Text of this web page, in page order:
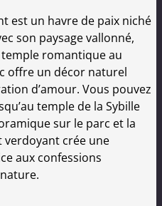
est un havre de paix niché
son paysage vallonné,
temple romantique au
offre un décor naturel
d’amour. Vous pouvez
temple de la Sybille
sur le parc et la
verdoyant crée une
aux confessions